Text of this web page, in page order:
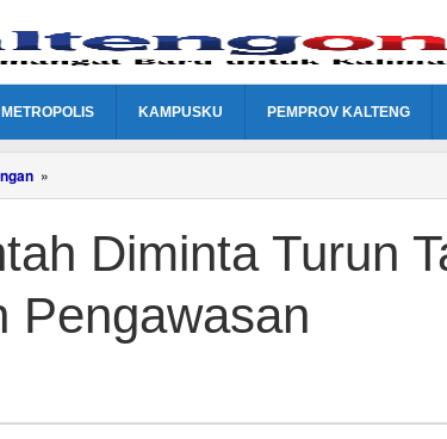
METROPOLIS KAMPUSKU PEMPROV KALTENG
»
Diminta
Tangan
LakukanDiminta Turun
Pengawasan